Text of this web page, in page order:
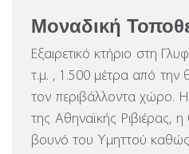
Μοναδική
Εξαιρετικό κτήριο στη
τ.μ. , 1.500 μέτρα από την
τον περιβάλλοντα χώρο.
της Αθηναϊκής Ριβιέρας,
βουνό του Υμηττού καθώς